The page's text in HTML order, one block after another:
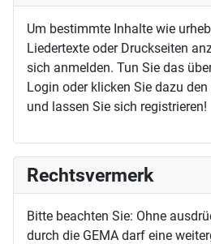
Um bestimmte Inhalte wie
Liedertexte oder Druckseiten
sich anmelden. Tun Sie das
Login oder klicken Sie dazu
und lassen Sie sich registrieren!
Rechtsvermerk
Bitte beachten Sie: Ohne
durch die GEMA darf eine